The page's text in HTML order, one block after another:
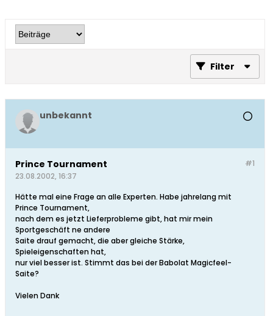
Filter
unbekannt
#1
Prince Tournament
23.08.2002, 16:37
Hätte mal eine Frage an alle Experten. Habe jahrelang mit
Prince Tournament,
nach dem es jetzt Lieferprobleme gibt, hat mir mein
Sportgeschäft ne andere
Saite drauf gemacht, die aber gleiche Stärke,
Spieleigenschaften hat,
nur viel besser ist. Stimmt das bei der Babolat Magicfeel-
Saite?
Vielen Dank